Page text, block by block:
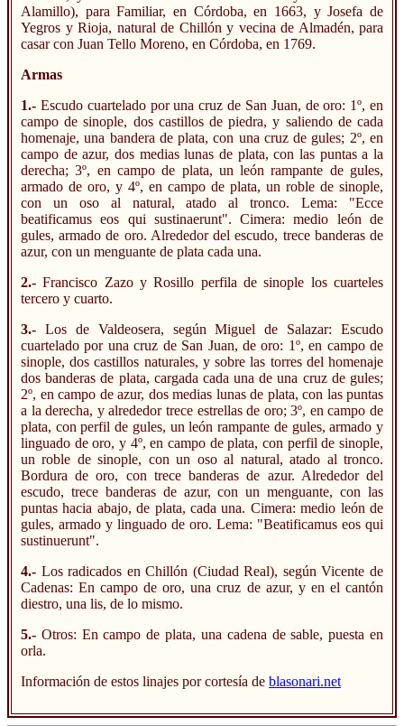
Alamillo), para Familiar, en Córdoba, en 1663, y Josefa de
Yegros y Rioja, natural de Chillón y vecina de Almadén, para
casar con Juan Tello Moreno, en Córdoba, en 1769.
Armas
1.- Escudo cuartelado por una cruz de San Juan, de oro: 1º, en
campo de sinople, dos castillos de piedra, y saliendo de cada
homenaje, una bandera de plata, con una cruz de gules; 2º, en
campo de azur, dos medias lunas de plata, con las puntas a la
derecha; 3º, en campo de plata, un león rampante de gules,
armado de oro, y 4º, en campo de plata, un roble de sinople,
con un oso al natural, atado al tronco. Lema: "Ecce
beatificamus eos qui sustinaerunt". Cimera: medio león de
gules, armado de oro. Alrededor del escudo, trece banderas de
azur, con un menguante de plata cada una.
2.- Francisco Zazo y Rosillo perfila de sinople los cuarteles
tercero y cuarto.
3.- Los de Valdeosera, según Miguel de Salazar: Escudo
cuartelado por una cruz de San Juan, de oro: 1º, en campo de
sinople, dos castillos naturales, y sobre las torres del homenaje
dos banderas de plata, cargada cada una de una cruz de gules;
2º, en campo de azur, dos medias lunas de plata, con las puntas
a la derecha, y alrededor trece estrellas de oro; 3º, en campo de
plata, con perfil de gules, un león rampante de gules, armado y
linguado de oro, y 4º, en campo de plata, con perfil de sinople,
un roble de sinople, con un oso al natural, atado al tronco.
Bordura de oro, con trece banderas de azur. Alrededor del
escudo, trece banderas de azur, con un menguante, con las
puntas hacia abajo, de plata, cada una. Cimera: medio león de
gules, armado y linguado de oro. Lema: "Beatificamus eos qui
sustinuerunt".
4.- Los radicados en Chillón (Ciudad Real), según Vicente de
Cadenas: En campo de oro, una cruz de azur, y en el cantón
diestro, una lis, de lo mismo.
5.- Otros: En campo de plata, una cadena de sable, puesta en
orla.
Información de estos linajes por cortesía de blasonari.net